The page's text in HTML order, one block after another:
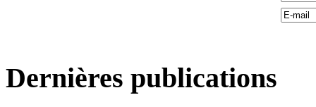
Dernières publications